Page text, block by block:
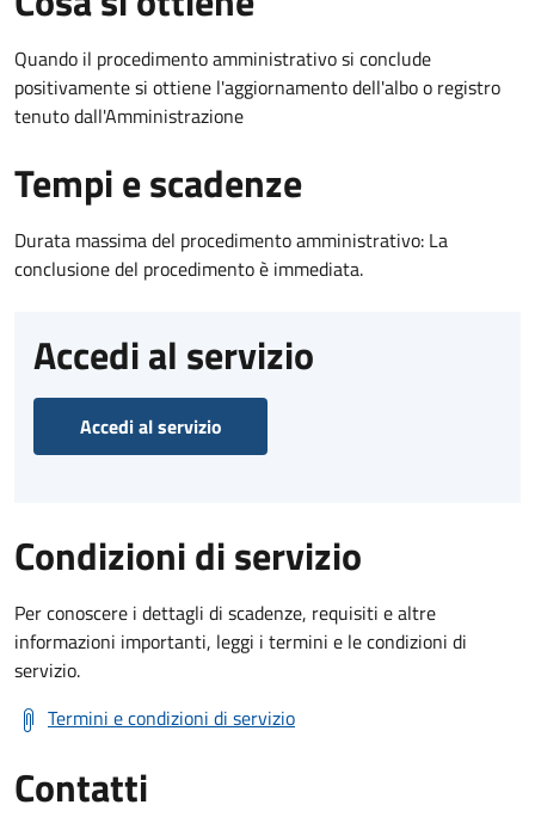
Quando il procedimento amministrativo si conclude
positivamente si ottiene l'aggiornamento dell'albo o registro
tenuto dall'Amministrazione
Tempi e scadenze
Durata massima del procedimento amministrativo: La
conclusione del procedimento è immediata.
Accedi al servizio
Accedi al servizio
Condizioni di servizio
Per conoscere i dettagli di scadenze, requisiti e altre
informazioni importanti, leggi i termini e le condizioni di
servizio.
Termini e condizioni di servizio
Contatti